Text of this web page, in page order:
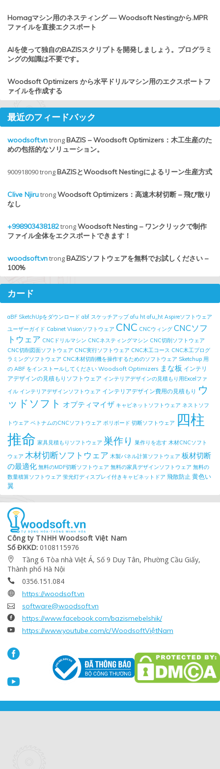
Homagマシン用のネスティング — Woodsoft Nestingから.MPR
ファイルを直接エクスポート
AIを使って独自のBAZISスクリプトを開発しましょう。プログラミ
ングの知識は不要です。
Woodsoft Optimizers から水平ドリルマシン用のエクスポートフ
ァイルを作成する
最近のフィードバック
woodsoft.vntrongBAZIS – Woodsoft Optimizers：木工生産のた
めの包括的なソリューション。
900918090trongBAZISとWoodsoft Nestingによるリーン生産方式
Clive NjirutrongWoodsoft Optimizers：高速木材切断 – 飛び散り
なし
+998903438182trongWoodsoft Nesting – ワンクリックで制作
ファイル全体をエクスポートできます！
woodsoft.vntrongBAZISソフトウェアを無料でお試しください –
100%
カード
aBF SketchUpをダウンロード abf スケッチアップ afu ht afu_ht Aspireソフトウェア
ユーザーガイド Cabinet Visionソフトウェア CNC CNCウィング CNCソフ
トウェア CNCドリルマシン CNCネスティングマシン CNC切削ソフトウェア
CNC切削図面ソフトウェア CNC実行ソフトウェア CNC木工コース CNC木工プログ
ラミングソフトウェア CNC木材切削機を操作するためのソフトウェア Sketchup 用
の ABF をインストールしてください Woodsoft Optimizers まな板 インテリ
アデザインの見積もりソフトウェア インテリアデザインの見積もり用Excelファ
イル インテリアデザインソフトウェア インテリアデザイン費用の見積もり ウ
ッドソフト オプティマイザ キャビネットソフトウェア ネストソフ
トウェア ベトナムのCNCソフトウェア ポリボード 切断ソフトウェア 四柱
推命 家具見積もりソフトウェア 巣作り 巣作りを志す 木材CNCソフト
ウェア 木材切断ソフトウェア 木製パネル計算ソフトウェア 板材切断
の最適化 無料のMDF切断ソフトウェア 無料の家具デザインソフトウェア 無料の
数量積算ソフトウェア 蛍光灯ディスプレイ付きキャビネットドア 飛散防止 黄色い
翼
Công ty TNHH Woodsoft Việt Nam
Số ĐKKD: 0108115976

Tầng 6 Tòa nhà Việt Á, Số 9 Duy Tân, Phường Cầu Giấy,
Thành phố Hà Nội
 0356.151.084
 https://woodsoft.vn
 software@woodsoft.vn
 https://www.facebook.com/bazismebelshik/
 https://www.youtube.com/c/WoodsoftViệtNam

